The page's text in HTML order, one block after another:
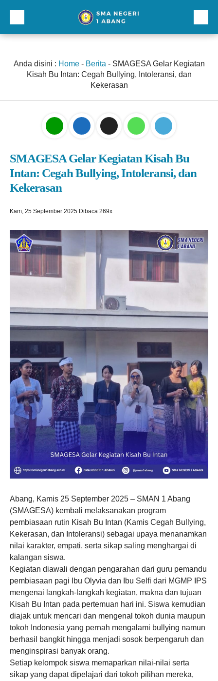
Profil
Galeri
Kurikulum dan Kesiswaan
Lainnnya
Anda disini : Home- Berita - SMAGESA Gelar Kegiatan
Kisah Bu Intan: Cegah Bullying, Intoleransi, dan
Kekerasan
SMAGESA Gelar Kegiatan Kisah Bu
Intan: Cegah Bullying, Intoleransi, dan
Kekerasan
Kam, 25 September 2025 Dibaca 269x
Abang, Kamis 25 September 2025 – SMAN 1 Abang
(SMAGESA) kembali melaksanakan program
pembiasaan rutin Kisah Bu Intan (Kamis Cegah Bullying,
Kekerasan, dan Intoleransi) sebagai upaya menanamkan
nilai karakter, empati, serta sikap saling menghargai di
kalangan siswa.
Kegiatan diawali dengan pengarahan dari guru pemandu
pembiasaan pagi Ibu Olyvia dan Ibu Selfi dari MGMP IPS
mengenai langkah-langkah kegiatan, makna dan tujuan
Kisah Bu Intan pada pertemuan hari ini. Siswa kemudian
diajak untuk mencari dan mengenal tokoh dunia maupun
tokoh Indonesia yang pernah mengalami bullying namun
berhasil bangkit hingga menjadi sosok berpengaruh dan
menginspirasi banyak orang.
Setiap kelompok siswa memaparkan nilai-nilai serta
sikap yang dapat dipelajari dari tokoh pilihan mereka,